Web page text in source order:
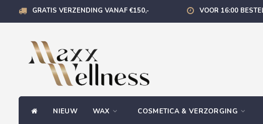
GRATIS VERZENDING VANAF €150,- VOOR 16:00
NIEUW WAX COSMETICA & VERZORGING